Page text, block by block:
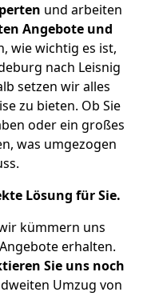
und arbeiten
Angebote und
wie wichtig es ist,
nach Leisnig
setzen wir alles
zu bieten. Ob Sie
oder ein großes
was umgezogen
Lösung für Sie.
kümmern uns
erhalten.
Sie uns noch
Umzug von